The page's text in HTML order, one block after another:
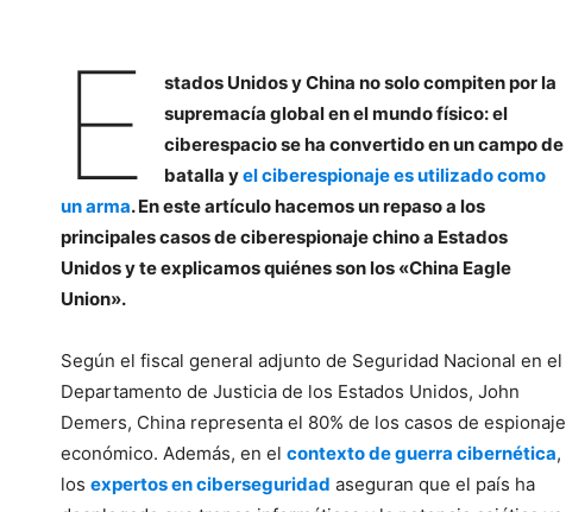
E
stados Unidos y China no solo compiten por la
supremacía global en el mundo físico: el
ciberespacio se ha convertido en un campo de
batalla yel ciberespionaje es utilizado como
un arma. En este artículo hacemos un repaso a los
principales casos de ciberespionaje chino a Estados
Unidos y te explicamos quiénes son los «China Eagle
Union».
Según el fiscal general adjunto de Seguridad Nacional en el
Departamento de Justicia de los Estados Unidos, John
Demers, China representa el 80% de los casos de espionaje
económico. Además, en elcontexto de guerra cibernética,
losexpertos en ciberseguridad aseguran que el país ha